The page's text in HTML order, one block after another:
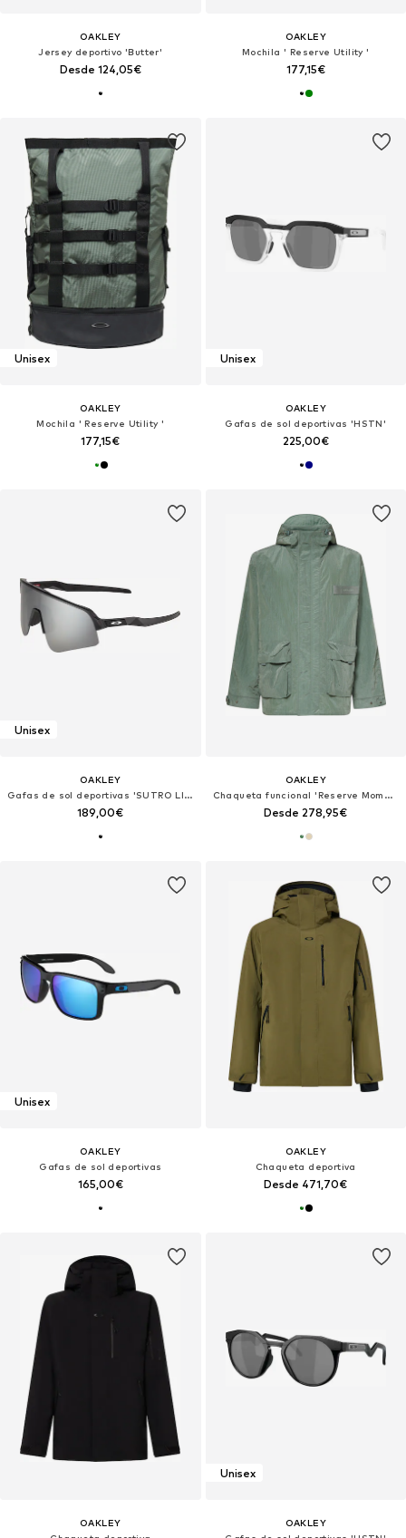
OAKLEY
Jersey deportivo 'Butter'
Desde 124,05€
OAKLEY
Mochila ' Reserve Utility '
177,15€
Unisex
OAKLEY
Mochila ' Reserve Utility '
177,15€
Unisex
OAKLEY
Gafas de sol deportivas 'HSTN'
225,00€
Unisex
OAKLEY
Gafas de sol deportivas 'SUTRO LITE SWEEP'
189,00€
OAKLEY
Chaqueta funcional 'Reserve Momento'
Desde 278,95€
Unisex
OAKLEY
Gafas de sol deportivas
165,00€
OAKLEY
Chaqueta deportiva
Desde 471,70€
OAKLEY
Unisex
OAKLEY